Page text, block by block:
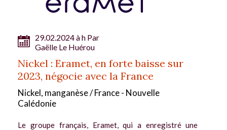
29.02.2024 à h Par
Gaëlle Le Huérou
Nickel : Eramet, en forte baisse sur
2023, négocie avec la France
Nickel, manganèse / France - Nouvelle
Calédonie
Le groupe français, Eramet, qui a enregistré une